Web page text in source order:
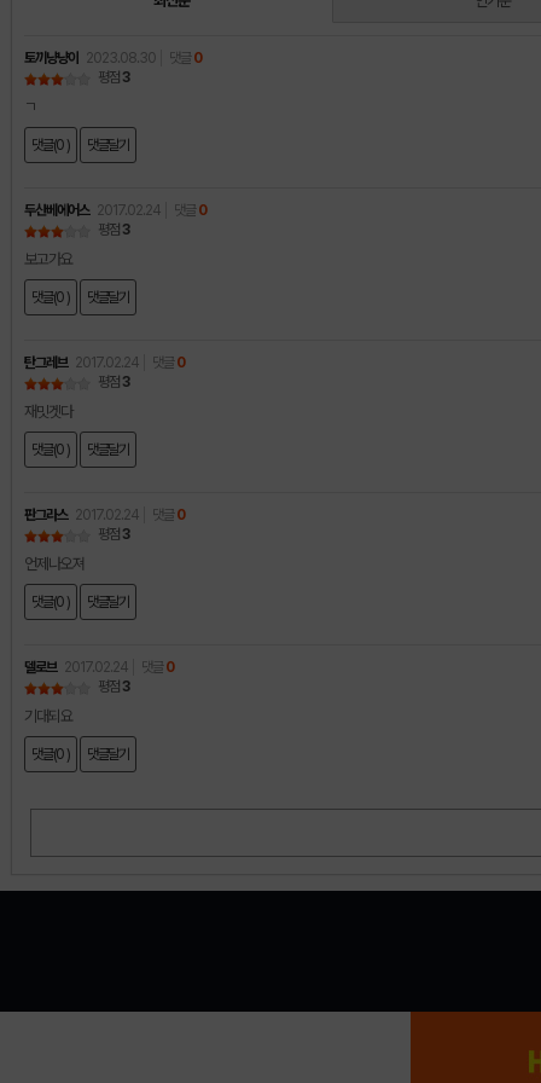
토끼냥냥이 2023.08.30 댓글 0
평점 3
ㄱ
댓글(0 ) 댓글달기
두산베에어스 2017.02.24 댓글 0
평점 3
보고가요
댓글(0 ) 댓글달기
탄그레브 2017.02.24 댓글 0
평점 3
재밋겟다
댓글(0 ) 댓글달기
판그라스 2017.02.24 댓글 0
평점 3
언제나오져
댓글(0 ) 댓글달기
델로브 2017.02.24 댓글 0
평점 3
기대되요
댓글(0 ) 댓글달기